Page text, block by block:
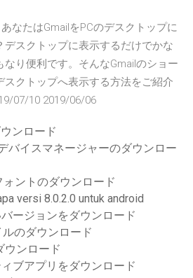
なたはGmailをPCのデスクトップに
デスクトップに表示するだけでかな
なり便利です。そんなGmailのショー
スクトップへ表示する方法をご紹介
07/10 2019/06/06
ンロード
バイスマネージャーのダウンロー
ントのダウンロード
versi 8.0.2.0 untuk android
ージョンをダウンロード
のダウンロード
ウンロード
ブアプリをダウンロード